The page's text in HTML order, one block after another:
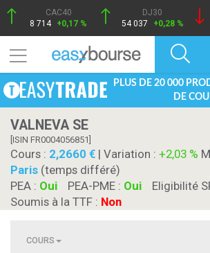
CAC40
8 714 +0,17 %
DJ30
54 037
+0,28 %
PLUS DE 20 000
DE
VALNEVA SE
[ISIN FR0004056851]
Cours : 2,2660 | Variation : +2,03 %
Paris (temps différé)
PEA : Oui PEA-PME : Oui Eligibilité
Soumis à la TTF : Non
COURS